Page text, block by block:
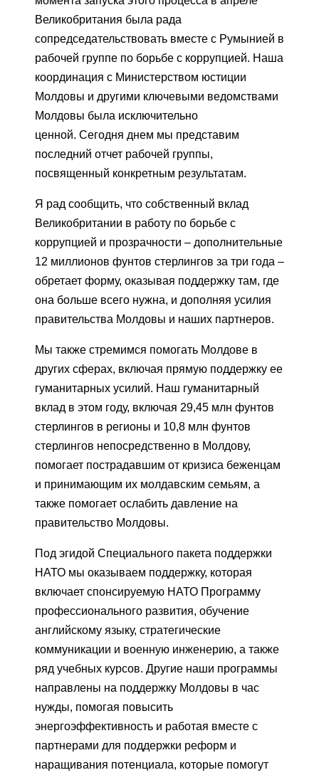
Великобритания была рада
сопредседательствовать вместе с Румынией в
рабочей группе по борьбе с коррупцией. Наша
координация с Министерством юстиции
Молдовы и другими ключевыми ведомствами
Молдовы была исключительно
ценной. Сегодня днем ​​мы представим
последний отчет рабочей группы,
посвященный конкретным результатам.
Я рад сообщить, что собственный вклад
Великобритании в работу по борьбе с
коррупцией и прозрачности – дополнительные
12 миллионов фунтов стерлингов за три года –
обретает форму, оказывая поддержку там, где
она больше всего нужна, и дополняя усилия
правительства Молдовы и наших партнеров.
Мы также стремимся помогать Молдове в
других сферах, включая прямую поддержку ее
гуманитарных усилий. Наш гуманитарный
вклад в этом году, включая 29,45 млн фунтов
стерлингов в регионы и 10,8 млн фунтов
стерлингов непосредственно в Молдову,
помогает пострадавшим от кризиса беженцам
и принимающим их молдавским семьям, а
также помогает ослабить давление на
правительство Молдовы.
Под эгидой Специального пакета поддержки
НАТО мы оказываем поддержку, которая
включает спонсируемую НАТО Программу
профессионального развития, обучение
английскому языку, стратегические
коммуникации и военную инженерию, а также
ряд учебных курсов. Другие наши программы
направлены на поддержку Молдовы в час
нужды, помогая повысить
энергоэффективность и работая вместе с
партнерами для поддержки реформ и
наращивания потенциала, которые помогут